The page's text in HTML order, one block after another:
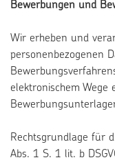
Bewerbungen und
Wir erheben und
personenbezogenen
elektronischem Wege
Rechtsgrundlage für
Abs. 1 S. 1 lit. b